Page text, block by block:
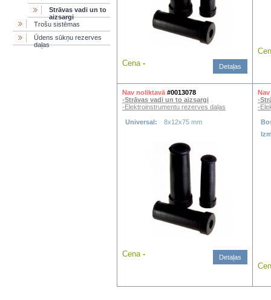
Strāvas vadi un to
aizsargi
Trošu sistēmas
Ūdens sūkņu rezerves
daļas
Cena - Detaļas
Nav noliktavā #0013078
-Strāvas vadi un to aizsargi
-Elektroinstrumentu rezerves daļas
Universal: 8x12x75 mm
Cena - Detaļas
-
-